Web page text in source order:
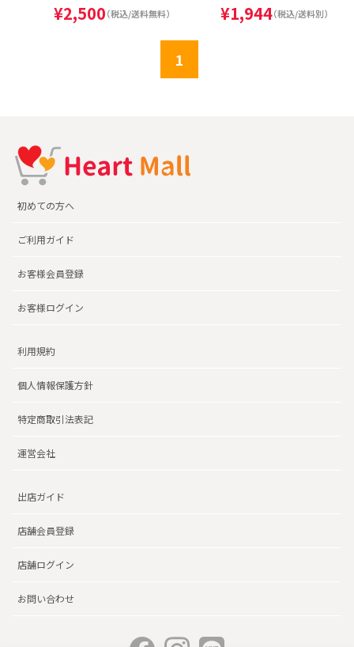
¥2,500（税込/送料無料） ¥1,944（税込/送料別）
1
初めての方へ
ご利用ガイド
お客様会員登録
お客様ログイン
利用規約
個人情報保護方針
特定商取引法表記
運営会社
出店ガイド
店舗会員登録
店舗ログイン
お問い合わせ